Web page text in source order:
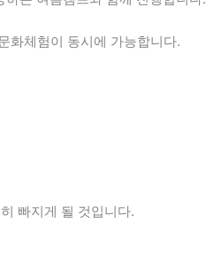
화체험이 동시에 가능합니다.
빠지게 될 것입니다.